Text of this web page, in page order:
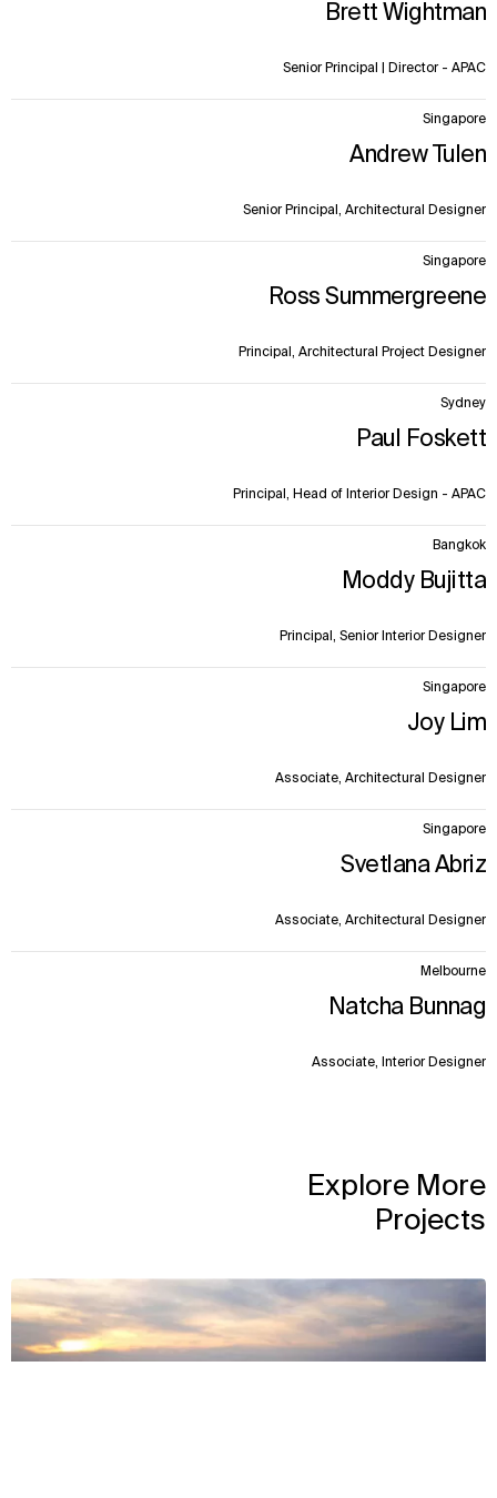
Brett Wightman
Senior Principal | Director - APAC
Andrew Tulen
Senior Principal, Architectural Designer
Singapore
Ross Summergreene
Principal, Architectural Project Designer
Singapore
Paul Foskett
Principal, Head of Interior Design - APAC
Sydney
Moddy Bujitta
Principal, Senior Interior Designer
Bangkok
Joy Lim
Associate, Architectural Designer
Singapore
Svetlana Abriz
Associate, Architectural Designer
Singapore
Natcha Bunnag
Associate, Interior Designer
Melbourne
Explore More
Projects